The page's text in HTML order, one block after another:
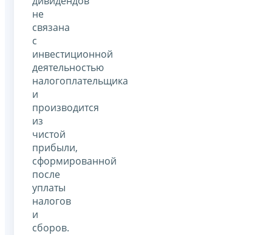
не
связана
с
инвестиционной
деятельностью
налогоплательщика
и
производится
из
чистой
прибыли,
сформированной
после
уплаты
налогов
и
сборов.